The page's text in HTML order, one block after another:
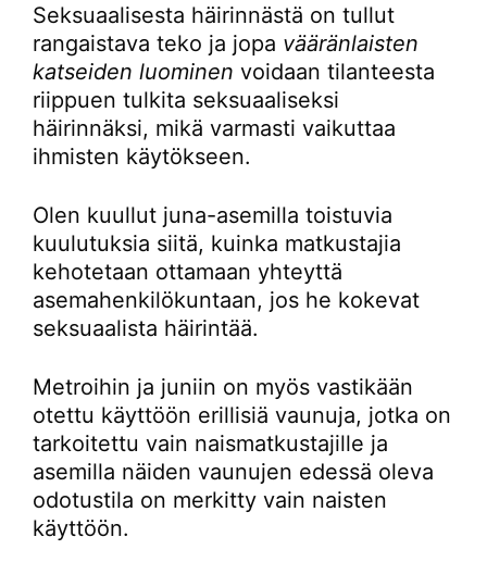
Seksuaalisesta häirinnästä on tullut
rangaistava teko ja jopa vääränlaisten
katseiden luominen voidaan tilanteesta
riippuen tulkita seksuaaliseksi
häirinnäksi, mikä varmasti vaikuttaa
ihmisten käytökseen.
Olen kuullut juna-asemilla toistuvia
kuulutuksia siitä, kuinka matkustajia
kehotetaan ottamaan yhteyttä
asemahenkilökuntaan, jos he kokevat
seksuaalista häirintää.
Metroihin ja juniin on myös vastikään
otettu käyttöön erillisiä vaunuja, jotka on
tarkoitettu vain naismatkustajille ja
asemilla näiden vaunujen edessä oleva
odotustila on merkitty vain naisten
käyttöön.